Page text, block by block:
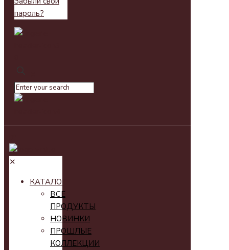
пароль?
✕
КАТАЛОГ
ВСЕ
ПРОДУКТЫ
НОВИНКИ
ПРОШЛЫЕ
КОЛЛЕКЦИИ